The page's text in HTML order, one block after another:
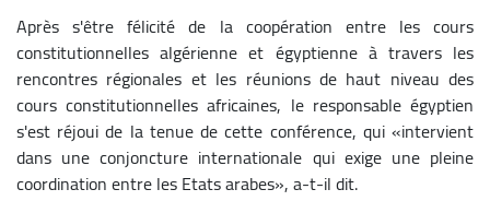
Après s'être félicité de la coopération entre les cours
constitutionnelles algérienne et égyptienne à travers les
rencontres régionales et les réunions de haut niveau des
cours constitutionnelles africaines, le responsable égyptien
s'est réjoui de la tenue de cette conférence, qui «intervient
dans une conjoncture internationale qui exige une pleine
coordination entre les Etats arabes», a-t-il dit.